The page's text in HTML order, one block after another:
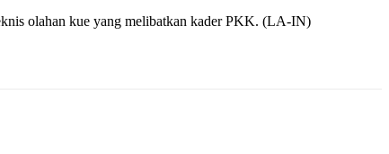
olahan kue yang melibatkan kader PKK. (LA-IN)